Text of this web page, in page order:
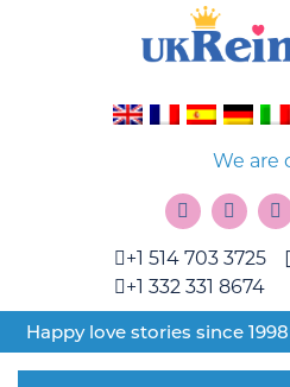
We are
+1 514 703 3725
+1 332 331 8674
Happy love stories since 1998